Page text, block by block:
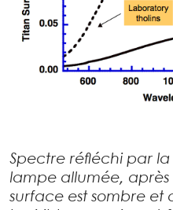
Spectre réfléchi par la
lampe allumée, après
surface est sombre et